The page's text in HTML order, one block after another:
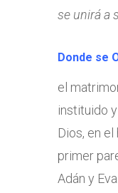
se unirá a
Donde se
el
instituido
Dios, en
primer
Adán y